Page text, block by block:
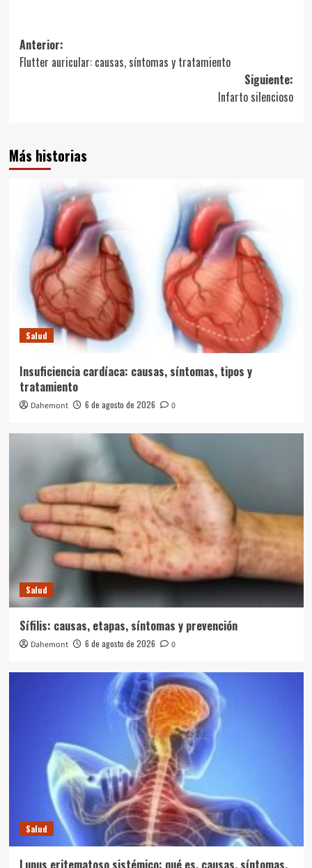
Navegación
de
Anterior:
Flutter auricular: causas, síntomas y tratamiento
Siguiente:
Infarto silencioso
Más historias
Salud
Insuficiencia cardíaca: causas, síntomas, tipos y
tratamiento
Dahemont 6 de agosto de 2026 0
Salud
Sífilis: causas, etapas, síntomas y prevención
Dahemont 6 de agosto de 2026 0
Salud
Lupus eritematoso sistémico: qué es, causas, síntomas,